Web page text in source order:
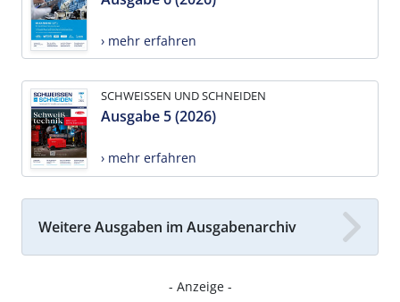
› mehr erfahren
SCHWEISSEN UND SCHNEIDEN
Ausgabe 5 (2026)
› mehr erfahren
Weitere Ausgaben im Ausgabenarchiv
- Anzeige -